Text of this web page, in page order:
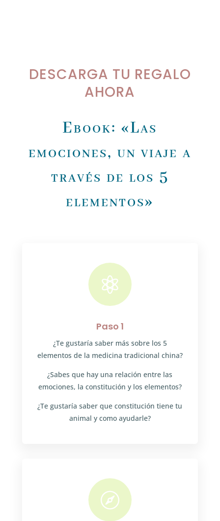
DESCARGA TU REGALO
AHORA
Ebook: «Las
emociones, un viaje a
través de los 5
elementos»

Paso 1
¿Te gustaría saber más sobre los 5
elementos de la medicina tradicional china?
¿Sabes que hay una relación entre las
emociones, la constitución y los elementos?
¿Te gustaría saber que constitución tiene tu
animal y como ayudarle?
